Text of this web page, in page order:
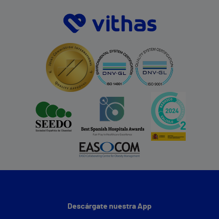
Descárgate nuestra App